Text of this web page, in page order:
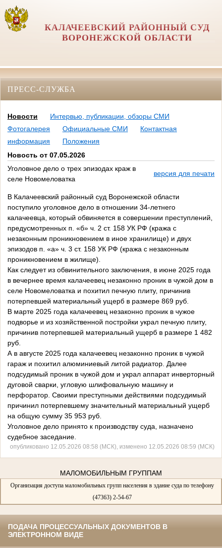
КАЛАЧЕЕВСКИЙ РАЙОННЫЙ СУД
ВОРОНЕЖСКОЙ ОБЛАСТИ
ПРЕСС-СЛУЖБА
Новости
Интервью, публикации, обзоры СМИ
Фотогалерея
Официальные СМИ
Контактная
информация
Положения
Новость от 07.05.2026
Уголовное дело о трех эпизодах краж в
селе Новомеловатка
версия для печати
В Калачеевский районный суд Воронежской области
поступило уголовное дело в отношении 34-летнего
калачеевца, который обвиняется в совершении преступлений,
предусмотренных п. «б» ч. 2 ст. 158 УК РФ (кража с
незаконным проникновением в иное хранилище) и двух
эпизодов п. «а» ч. 3 ст. 158 УК РФ (кража с незаконным
проникновением в жилище).
Как следует из обвинительного заключения, в июне 2025 года
в вечернее время калачеевец незаконно проник в чужой дом в
селе Новомеловатка и похитил печную плиту, причинив
потерпевшей материальный ущерб в размере 869 руб.
В марте 2025 года калачеевец незаконно проник в чужое
подворье и из хозяйственной постройки украл печную плиту,
причинив потерпевшей материальный ущерб в размере 1 482
руб.
А в августе 2025 года калачеевец незаконно проник в чужой
гараж и похитил алюминиевый литой радиатор. Далее
подсудимый проник в чужой дом и украл аппарат инверторный
дуговой сварки, угловую шлифовальную машину и
перфоратор. Своими преступными действиями подсудимый
причинил потерпевшему значительный материальный ущерб
на общую сумму 35 953 руб.
Уголовное дело принято к производству суда, назначено
судебное заседание.
опубликовано 12.05.2026 08:58 (МСК), изменено 12.05.2026 08:59 (МСК)
МАЛОМОБИЛЬНЫМ ГРУППАМ
Организация доступа маломобильных групп населения в здание суда по телефону
(47363) 2-54-67
ПОДАЧА ПРОЦЕССУАЛЬНЫХ ДОКУМЕНТОВ В
ЭЛЕКТРОННОМ ВИДЕ